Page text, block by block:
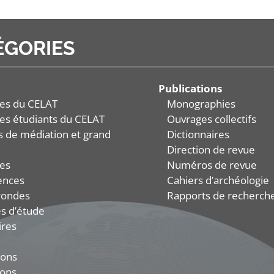
du CELAT
étudiants du CELAT
de médiation et grand
d’étude
Publications
Monographies
Ouvrages collectifs
Dictionnaires
Direction de revue
Numéros de revue
Cahiers d’archéologie
Rapports de